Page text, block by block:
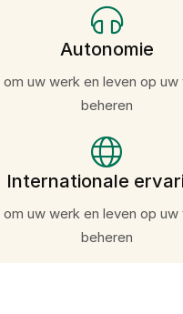
Autonomie
om uw werk en leven op
beheren
Internationale
om uw werk en leven op
beheren